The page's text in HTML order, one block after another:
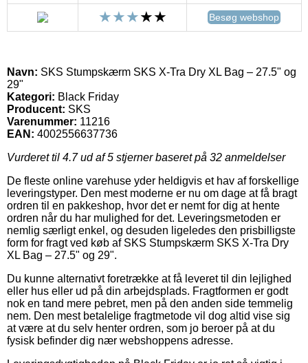
Besøg webshop
Navn: SKS Stumpskærm SKS X-Tra Dry XL Bag – 27.5" og
29"
Kategori: Black Friday
Producent: SKS
Varenummer: 11216
EAN: 4002556637736
Vurderet til 4.7ud af 5 stjerner baseret på 32 anmeldelser
De fleste online varehuse yder heldigvis et hav af forskellige
leveringstyper. Den mest moderne er nu om dage at få bragt
ordren til en pakkeshop, hvor det er nemt for dig at hente
ordren når du har mulighed for det. Leveringsmetoden er
nemlig særligt enkel, og desuden ligeledes den prisbilligste
form for fragt ved køb af SKS Stumpskærm SKS X-Tra Dry
XL Bag – 27.5" og 29".
Du kunne alternativt foretrække at få leveret til din lejlighed
eller hus eller ud på din arbejdsplads. Fragtformen er godt
nok en tand mere pebret, men på den anden side temmelig
nem. Den mest betalelige fragtmetode vil dog altid vise sig
at være at du selv henter ordren, som jo beroer på at du
fysisk befinder dig nær webshoppens adresse.